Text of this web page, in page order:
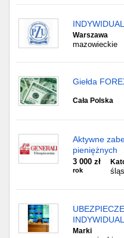
Warszawa
mazowieckie
Giełda
Cała Polska
Aktywne
pieniężnych
3 000 zł
rok
Marki